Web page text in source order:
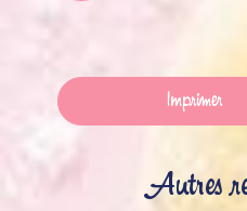
Imprimer
Autres